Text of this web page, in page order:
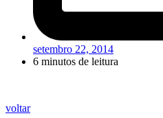
setembro 22, 2014
6 minutos de leitura
voltar